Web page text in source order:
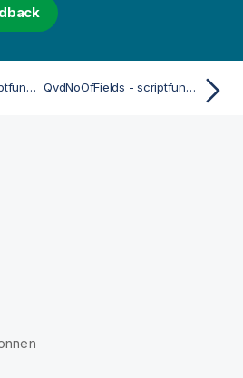
QvdCreateTime - scriptfunctie QvdNoOfFields - scriptfunctie